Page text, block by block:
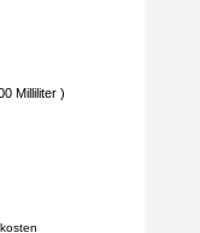
Milliliter )